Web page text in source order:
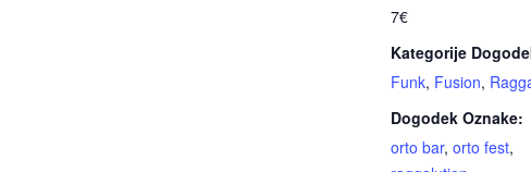
7€
Kategorije
Funk, Fusion,
Dogodek Oznake:
orto bar, orto fest,